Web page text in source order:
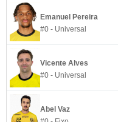
Emanuel Pereira
#0 - Universal
Vicente Alves
#0 - Universal
Abel Vaz